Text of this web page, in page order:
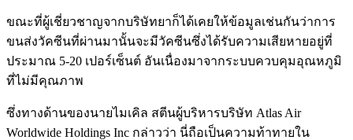
ขณะที่ผู้เชี่ยวชาญจากบริษัทยาก็ได้เคยให้ข้อมูลเช่นกันว่าการ
ขนส่งวัคซีนที่ผ่านมานั้นจะมีวัคซีนซึ่งได้รับความเสียหายอยู่ที่
ประมาณ 5-20 เปอร์เซ็นต์ อันเนื่องมาจากระบบควบคุมอุณหภูมิ
ที่ไม่มีคุณภาพ
ซึ่งทางด้านของนายไมเคิล สตีนผู้บริหารบริษัท Atlas Air
Worldwide Holdings Inc กล่าวว่า นี่ถือเป็นความท้าทายใน